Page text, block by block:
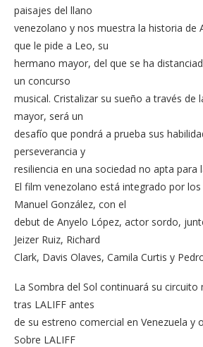
paisajes del llano
venezolano y nos muestra la historia de
que le pide a Leo, su
hermano mayor, del que se ha
un concurso
musical. Cristalizar su sueño a través de
mayor, será un
desafío que pondrá a prueba sus
perseverancia y
resiliencia en una sociedad no apta para
El film venezolano está integrado por
Manuel González, con el
debut de Anyelo López, actor sordo,
Jeizer Ruiz, Richard
Clark, Davis Olaves, Camila Curtis y
La Sombra del Sol continuará su circuito
tras LALIFF antes
de su estreno comercial en Venezuela y
Sobre LALIFF